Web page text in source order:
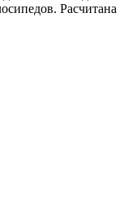
Расчитана